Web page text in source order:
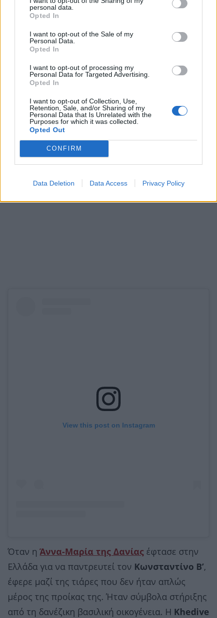
personal data.
Opted In
I want to opt-out of the Sale of my
Personal Data.
Opted In
I want to opt-out of processing my
Personal Data for Targeted Advertising.
Opted In
I want to opt-out of Collection, Use,
Retention, Sale, and/or Sharing of my
Personal Data that Is Unrelated with the
Purposes for which it was collected.
Opted Out
CONFIRM
Data Deletion Data Access Privacy Policy
View this post on Instagram
Όταν ηΆννα-Μαρία της Δανίας έφτασε στην
Ελλάδα για να παντρευτεί τον Κωνσταντίνο Β’,
έφερε μαζί της τιάρες που δεν ήταν απλώς
μέρος της προίκας της. Ήταν σύμβολα στήριξης
από τη δανέζικη βασιλική οικογένεια. Η Khedive